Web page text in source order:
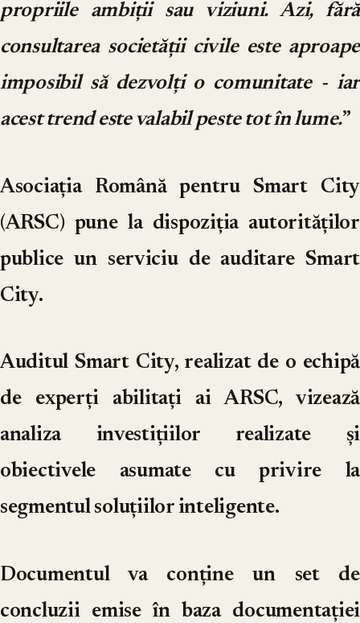
propriile ambiții sau viziuni. Azi, fără
consultarea societății civile este aproape
imposibil să dezvolți o comunitate - iar
acest trend este valabil peste tot în lume.”
Asociația Română pentru Smart City
(ARSC) pune la dispoziția autorităților
publice un serviciu de auditare Smart
City.
Auditul Smart City, realizat de o echipă
de experți abilitați ai ARSC, vizează
analiza investițiilor realizate și
obiectivele asumate cu privire la
segmentul soluțiilor inteligente.
Documentul va conține un set de
concluzii emise în baza documentației